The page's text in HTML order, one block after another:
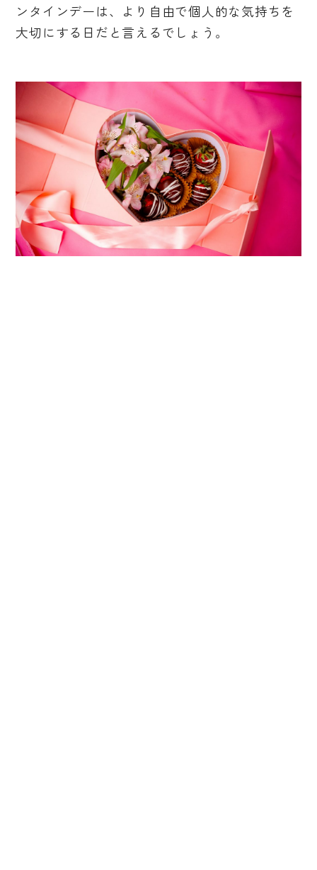
ンタインデーは、より自由で個人的な気持ちを
大切にする日だと言えるでしょう。